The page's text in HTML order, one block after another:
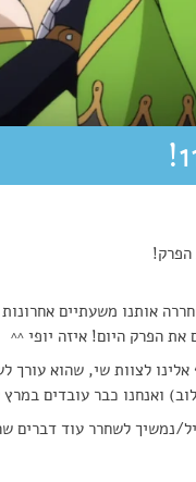
הפרק!
אותנו משעתיים אחרונות
לצוות שי, שהוא עורך
ואנחנו כבר עובדים במרץ
נמשיך לשחרר עוד דברים שהם